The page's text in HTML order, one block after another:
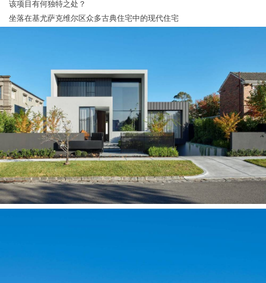
该项目有何独特之处？
坐落在基尤萨克维尔区众多古典住宅中的现代住宅